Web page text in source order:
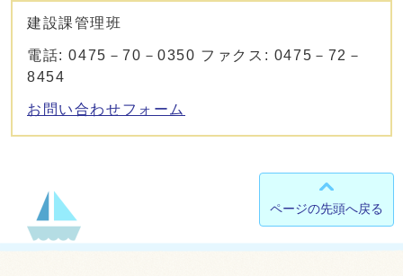
建設課管理班
電話: 0475－70－0350 ファクス: 0475－72－
8454
お問い合わせフォーム
ページの先頭へ戻る